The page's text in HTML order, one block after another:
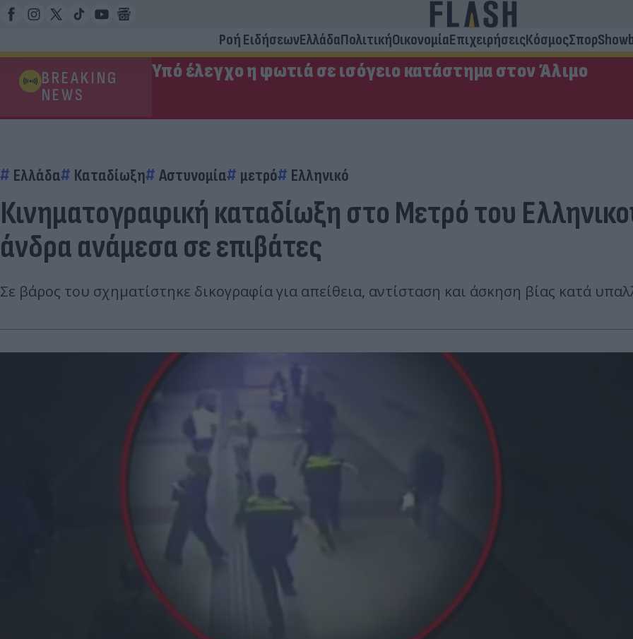
Ροή ΕιδήσεωνΕλλάδαΠολιτικήΟικονομίαΕπιχειρήσειςΚόσμοςΣπορ
BREAKING
NEWS
Υπό έλεγχο η φωτιά σε ισόγειο κατάστημα στον Άλιμο
Ελλάδα Καταδίωξη Αστυνομία μετρό Ελληνικό
Κινηματογραφική καταδίωξη στο Μετρό του
άνδρα ανάμεσα σε επιβάτες
Σε βάρος του σχηματίστηκε δικογραφία για απείθεια, αντίσταση και άσκηση βίας κατά